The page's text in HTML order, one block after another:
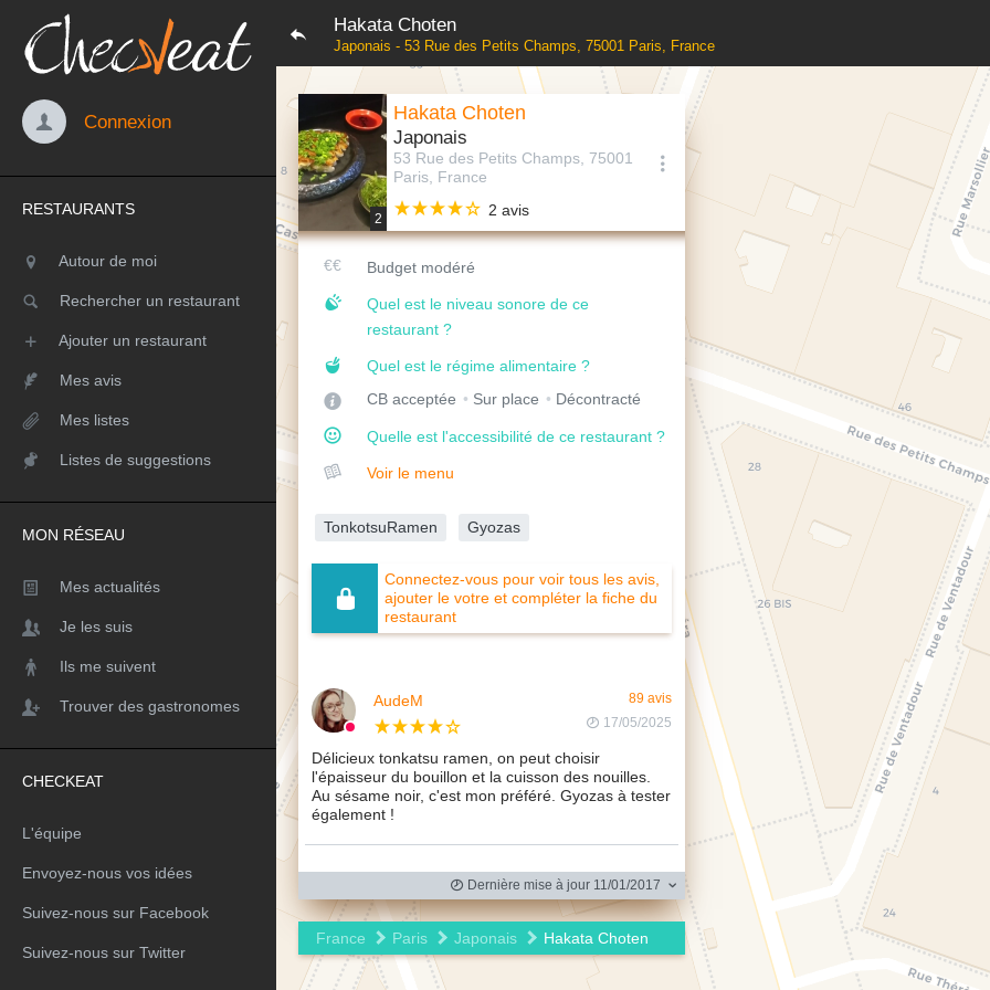
Hakata Choten
Japonais - 53 Rue des Petits Champs, 75001 Paris, France
Connexion
RESTAURANTS
Autour de moi
Rechercher un restaurant
Ajouter un restaurant
Mes avis
Mes listes
Listes de suggestions
MON RÉSEAU
Mes actualités
Je les suis
Ils me suivent
Trouver des gastronomes
CHECKEAT
L'équipe
Envoyez-nous vos idées
Suivez-nous sur Facebook
Suivez-nous sur Twitter
2
Hakata Choten
Japonais
53 Rue des Petits Champs, 75001
Paris, France
2 avis
Budget modéré
Quel est le niveau sonore de ce
restaurant ?
Quel est le régime alimentaire ?
CB acceptée
Sur place Décontracté
Quelle est l'accessibilité de ce restaurant ?
Voir le menu
TonkotsuRamen Gyozas
Connectez-vous pour voir tous les avis,
ajouter le votre et compléter la fiche du
restaurant
AudeM
89 avis
17/05/2025
Délicieux tonkatsu ramen, on peut choisir
l'épaisseur du bouillon et la cuisson des nouilles.
Au sésame noir, c'est mon préféré. Gyozas à tester
également !
Dernière mise à jour 11/01/2017
France Paris Japonais Hakata Choten